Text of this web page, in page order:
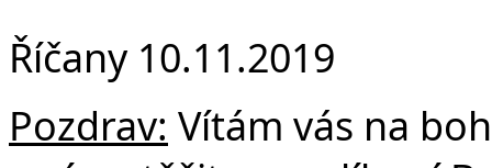
Říčany 10.11.2019
Pozdrav: Vítám vás na